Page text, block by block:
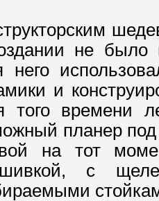
не было
него
и
времени
планер
на тот
с